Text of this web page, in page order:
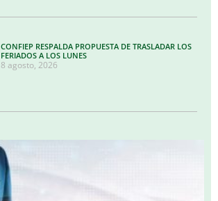
CONFIEP RESPALDA PROPUESTA DE TRASLADAR LOS
FERIADOS A LOS LUNES
8 agosto, 2026